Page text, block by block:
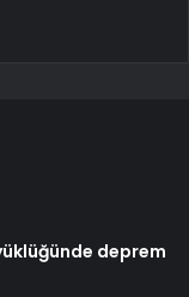
deprem